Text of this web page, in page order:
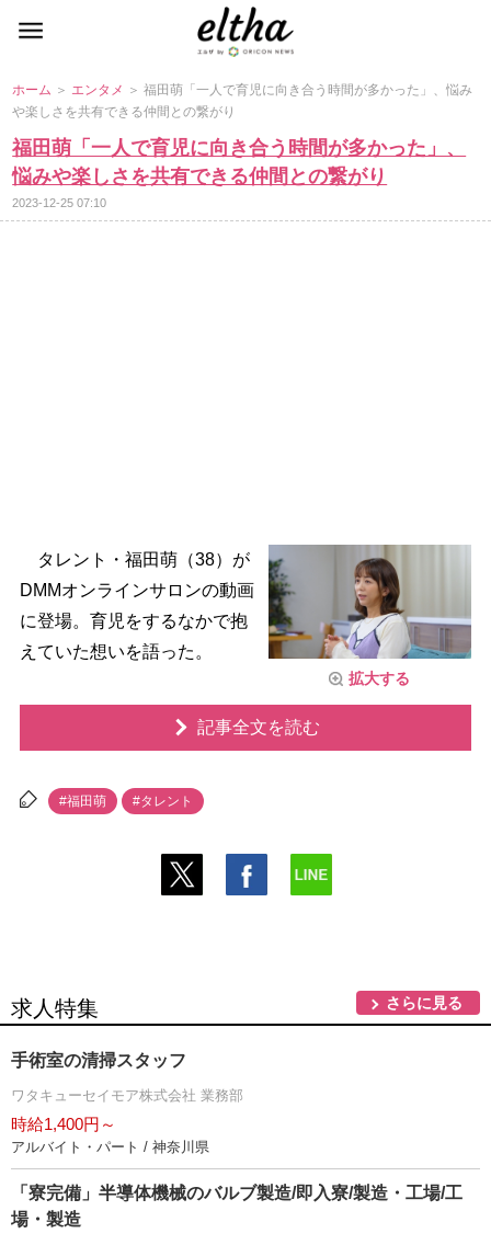
ホーム ＞ エンタメ ＞ 福田萌「一人で育児に向き合う時間が多かった」、悩み
楽しさを共有できる仲間との繋がり
福田萌「一人で育児に向き合う時間が多かった」、
悩みや楽しさを共有できる仲間との繋がり
2023-12-25 07:10
拡大する
タレント・福田萌（38）が
DMMオンラインサロンの動画
に登場。育児をするなかで抱
えていた想いを語った。
記事全文を読む
#福田萌 #タレント
求人特集 さらに見る
手術室の清掃スタッフ
ワタキューセイモア株式会社 業務部
時給1,400円～
アルバイト・パート / 神奈川県
「寮完備」半導体機械のバルブ製造/即入寮/製造・工場/工
場・製造